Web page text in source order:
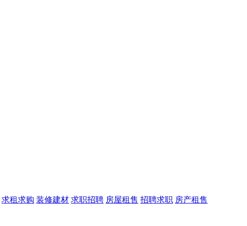
求租求购 装修建材 求职招聘 房屋租售 招聘求职 房产租售